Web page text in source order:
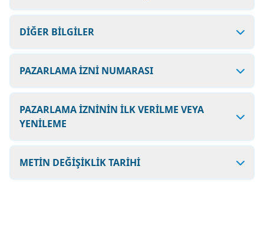
DİĞER BİLGİLER
PAZARLAMA İZNİ NUMARASI
PAZARLAMA İZNİNİN İLK VERİLME VEYA
YENİLEME
METİN DEĞİŞİKLİK TARİHİ